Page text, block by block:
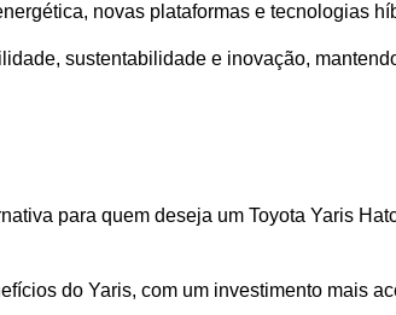
novas plataformas e tecnologias
sustentabilidade e inovação,
para quem deseja um Toyota Yaris
do Yaris, com um investimento mais